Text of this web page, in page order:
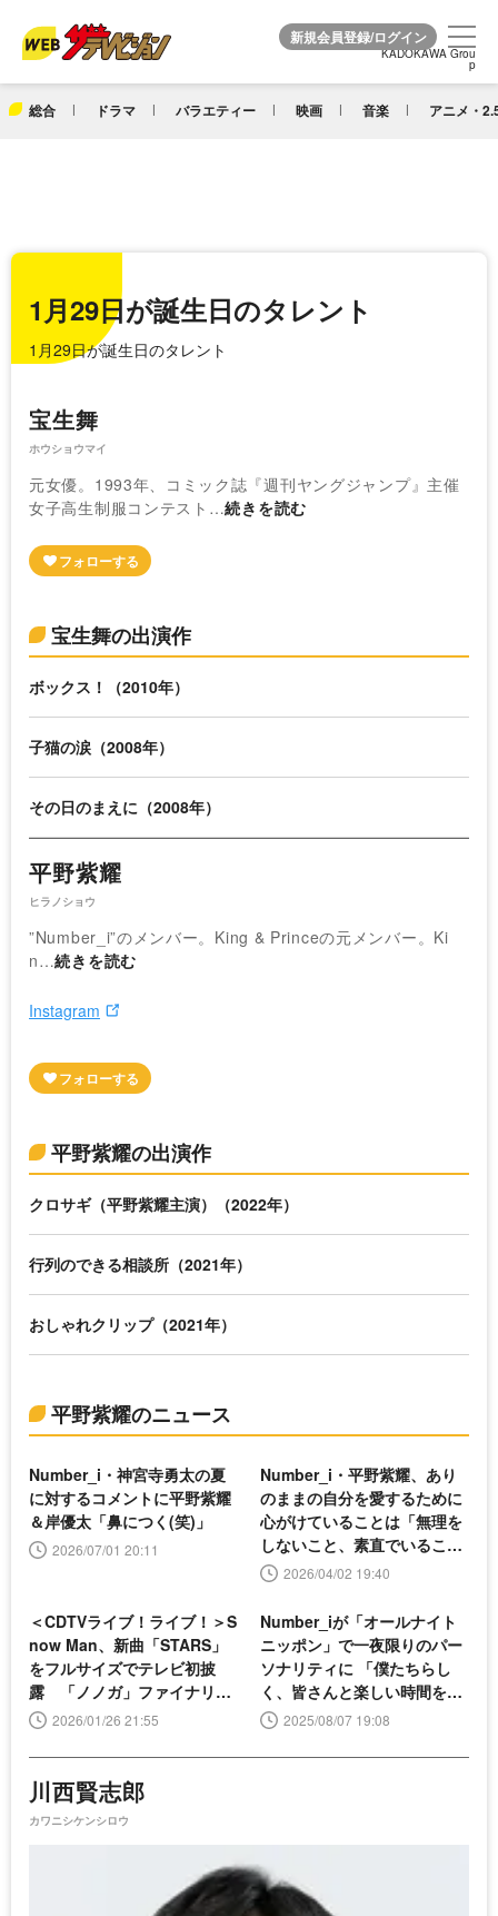
KADOKAWA Grou
p
総合 ドラマ バラエティー 映画 音楽 アニメ・
KADOKAWA Grou
p
1月29日が誕生日のタレント
1月29日が誕生日のタレント
宝生舞
ホウショウマイ
元女優。1993年、コミック誌『週刊ヤングジャンプ』主催
女子高生制服コンテスト…続きを読む
宝生舞の出演作
ボックス！（2010年）
子猫の涙（2008年）
その日のまえに（2008年）
平野紫耀
ヒラノショウ
”Number_i”のメンバー。King & Princeの元メンバー。Ki
n…続きを読む
Instagram
平野紫耀の出演作
クロサギ（平野紫耀主演）（2022年）
行列のできる相談所（2021年）
おしゃれクリップ（2021年）
平野紫耀のニュース
Number_i・神宮寺勇太の夏
に対するコメントに平野紫耀
＆岸優太「鼻につく(笑)」
2026/07/01 20:11
Number_i・平野紫耀、あり
のままの自分を愛するために
心がけていることは「無理を
しないこと、素直でいるこ
と」2026/04/02 19:40
＜CDTVライブ！ライブ！＞S
now Man、新曲「STARS」
をフルサイズでテレビ初披
露 「ノノガ」ファイナリス
ト・ふみのも登場
2026/01/26 21:55
Number_iが「オールナイト
ニッポン」で一夜限りのパー
ソナリティに 「僕たちらし
く、皆さんと楽しい時間を過
ごせたら」
2025/08/07 19:08
川西賢志郎
カワニシケンシロウ